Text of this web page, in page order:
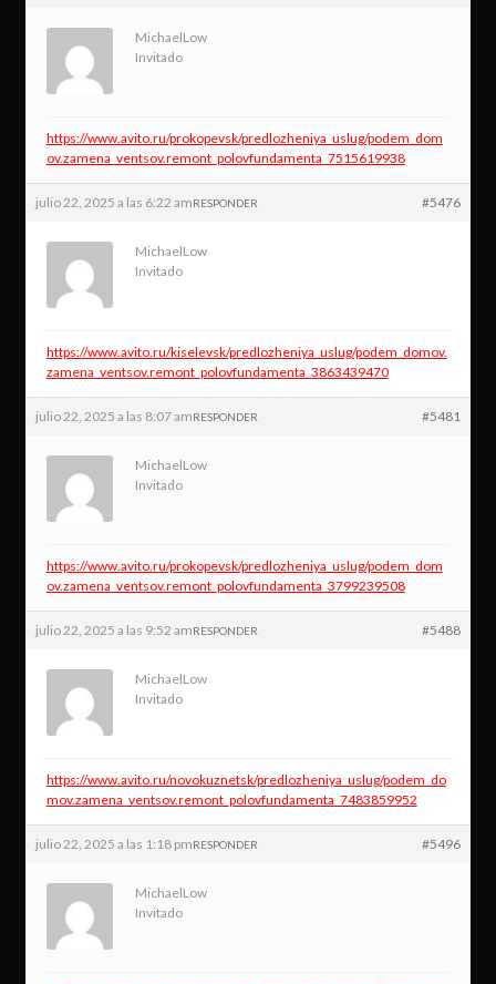
MichaelLow
Invitado
https://www.avito.ru/prokopevsk/predlozheniya_uslug/podem_dom
ov.zamena_ventsov.remont_polovfundamenta_7515619938
julio 22, 2025 a las 6:22 am #5476
RESPONDER
MichaelLow
Invitado
https://www.avito.ru/kiselevsk/predlozheniya_uslug/podem_domov.
zamena_ventsov.remont_polovfundamenta_3863439470
julio 22, 2025 a las 8:07 am #5481
RESPONDER
MichaelLow
Invitado
https://www.avito.ru/prokopevsk/predlozheniya_uslug/podem_dom
ov.zamena_ventsov.remont_polovfundamenta_3799239508
julio 22, 2025 a las 9:52 am #5488
RESPONDER
MichaelLow
Invitado
https://www.avito.ru/novokuznetsk/predlozheniya_uslug/podem_do
mov.zamena_ventsov.remont_polovfundamenta_7483859952
julio 22, 2025 a las 1:18 pm #5496
RESPONDER
MichaelLow
Invitado